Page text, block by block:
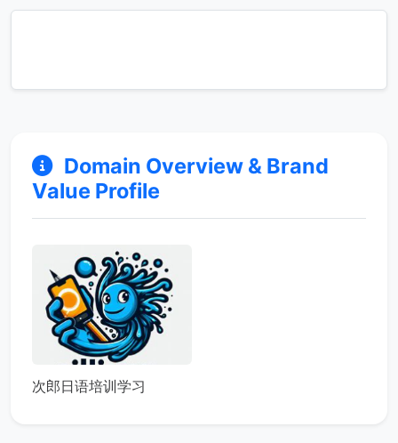
Domain Overview & Brand
Value Profile
次郎日语培训学习